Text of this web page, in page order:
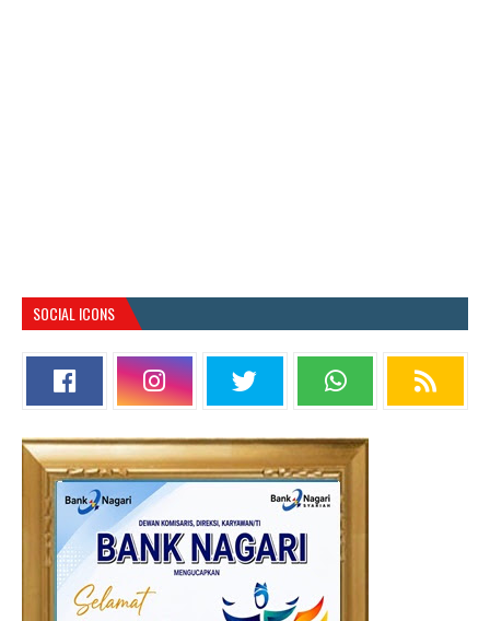
SOCIAL ICONS